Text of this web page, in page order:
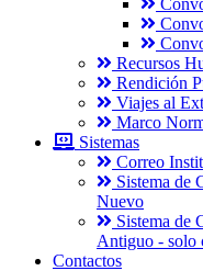
Recursos
Rendición
Viajes al
Marco
Sistemas
Correo
Sistema de
Nuevo
Sistema de
Antiguo - solo
Contactos